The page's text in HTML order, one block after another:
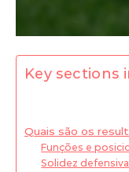
Key sections
Quais são os
Funções e
Solidez